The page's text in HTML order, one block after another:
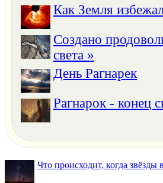
Как Земля
Создано
света »
День Рагнарек
Рагнарок - конец
Что происходит, когда